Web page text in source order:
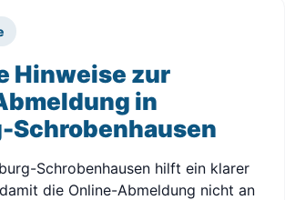
Hinweise zur
in
Schrobenhausen
Schrobenhausen hilft ein klarer
die Online-Abmeldung nicht an